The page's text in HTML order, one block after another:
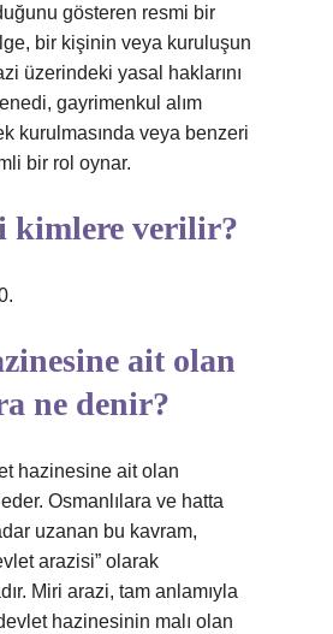
gösteren resmi bir
bir kişinin veya kuruluşun
üzerindeki yasal haklarını
gayrimenkul alım
kurulmasında veya benzeri
bir rol oynar.
kimlere verilir?
ait olan
ne denir?
hazinesine ait olan
Osmanlılara ve hatta
uzanan bu kavram,
arazisi” olarak
Miri arazi, tam anlamıyla
hazinesinin malı olan